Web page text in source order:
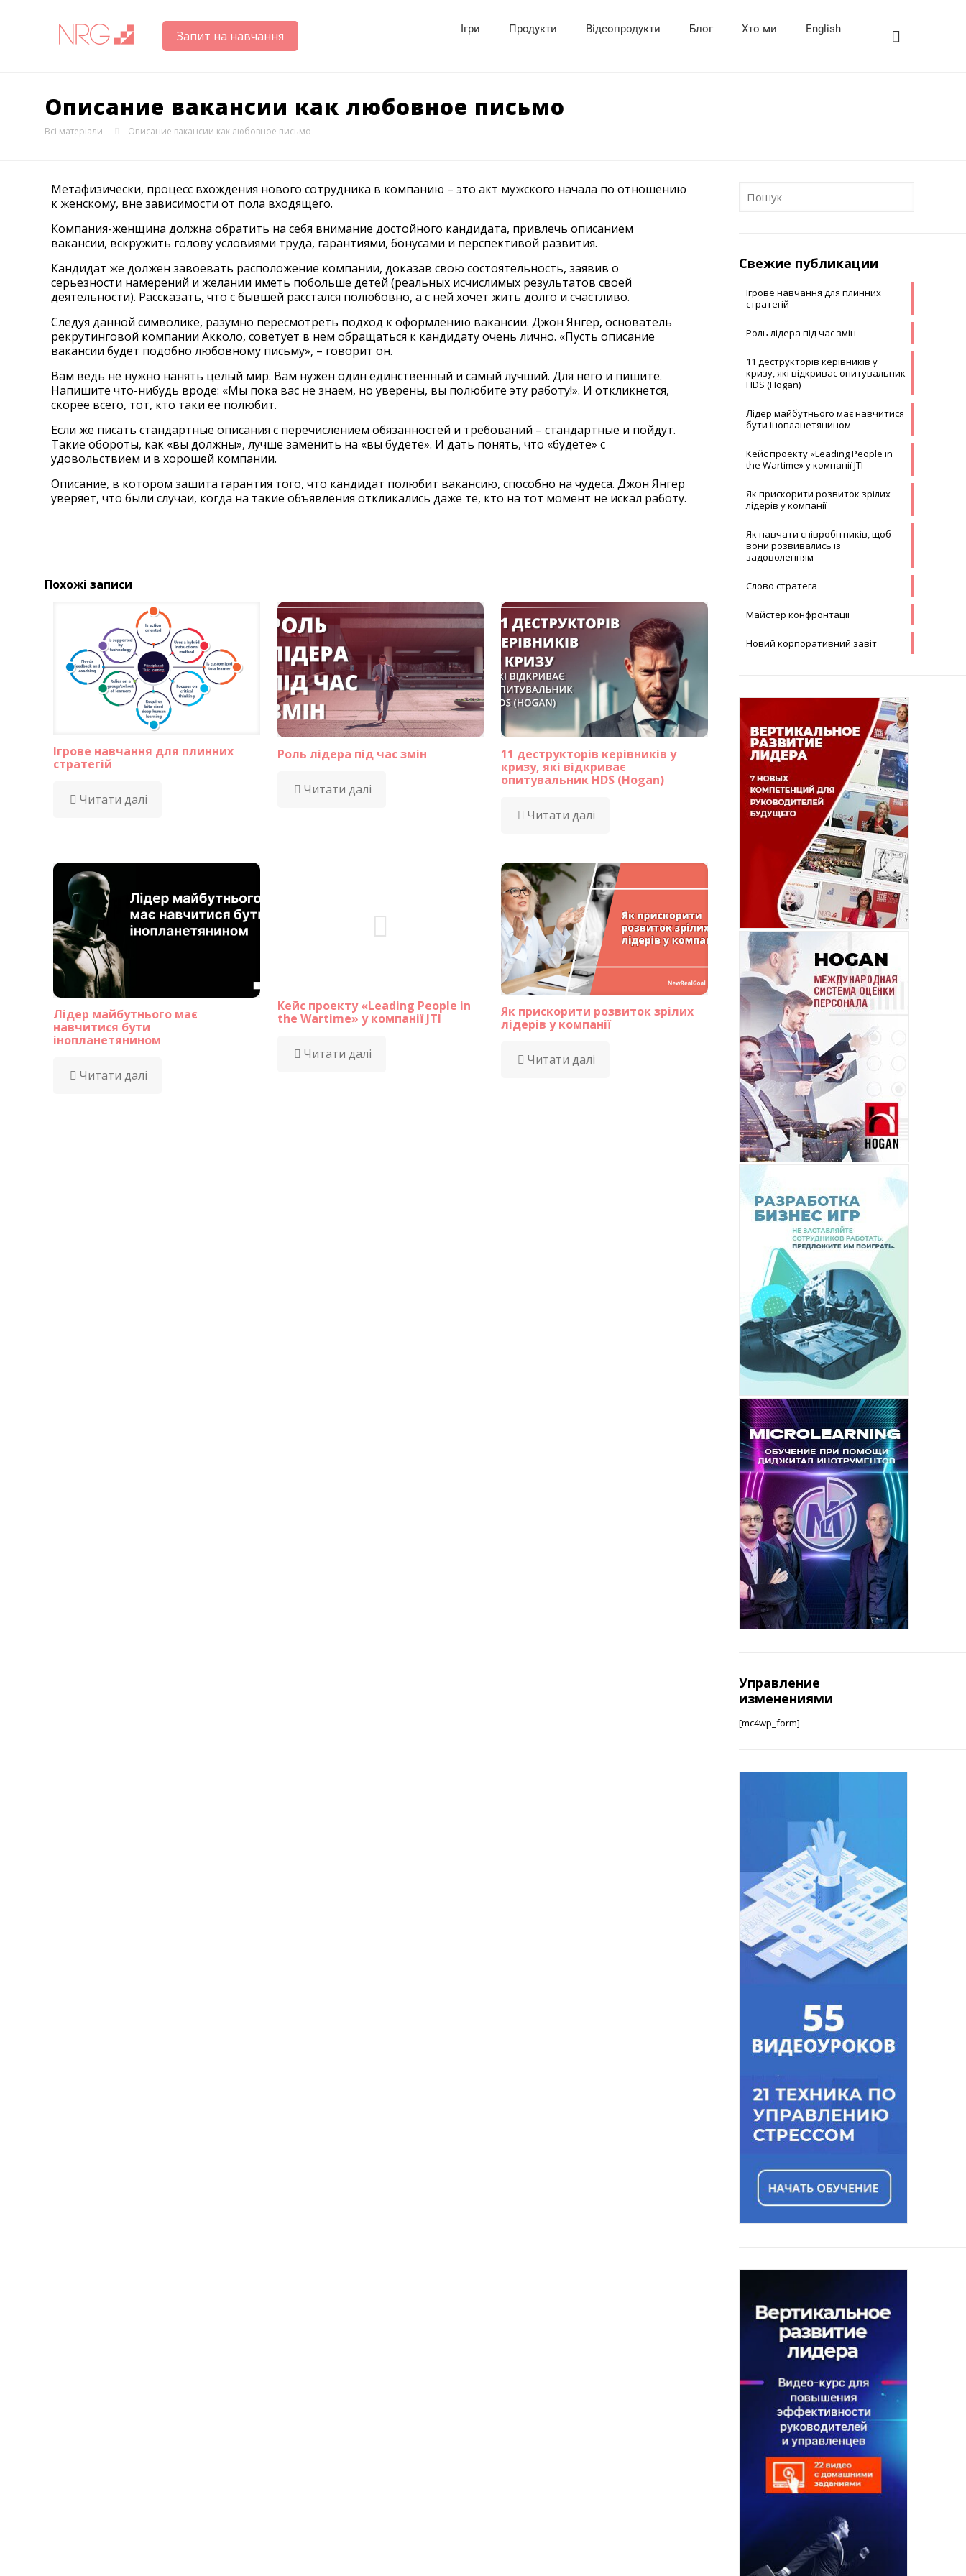
Запит на навчання Ігри Продукти Відеопродукти Блог Хто ми English
Описание вакансии как любовное письмо
Всі матеріали Описание вакансии как любовное письмо
Метафизически, процесс вхождения нового сотрудника в компанию – это акт мужского начала по отношению
к женскому, вне зависимости от пола входящего.
Компания-женщина должна обратить на себя внимание достойного кандидата, привлечь описанием
вакансии, вскружить голову условиями труда, гарантиями, бонусами и перспективой развития.
Кандидат же должен завоевать расположение компании, доказав свою состоятельность, заявив о
серьезности намерений и желании иметь побольше детей (реальных исчислимых результатов своей
деятельности). Рассказать, что с бывшей расстался полюбовно, а с ней хочет жить долго и счастливо.
Следуя данной символике, разумно пересмотреть подход к оформлению вакансии. Джон Янгер, основатель
рекрутинговой компании Акколо, советует в нем обращаться к кандидату очень лично. «Пусть описание
вакансии будет подобно любовному письму», – говорит он.
Вам ведь не нужно нанять целый мир. Вам нужен один единственный и самый лучший. Для него и пишите.
Напишите что-нибудь вроде: «Мы пока вас не знаем, но уверены, вы полюбите эту работу!». И откликнется,
скорее всего, тот, кто таки ее полюбит.
Если же писать стандартные описания с перечислением обязанностей и требований – стандартные и пойдут.
Такие обороты, как «вы должны», лучше заменить на «вы будете». И дать понять, что «будете» с
удовольствием и в хорошей компании.
Описание, в котором зашита гарантия того, что кандидат полюбит вакансию, способно на чудеса. Джон Янгер
уверяет, что были случаи, когда на такие объявления откликались даже те, кто на тот момент не искал работу.
Похожі записи
Ігрове навчання для плинних
стратегій
Читати далі
Роль лідера під час змін
Читати далі
11 деструкторів керівників у
кризу, які відкриває
опитувальник HDS (Hogan)
Читати далі
Лідер майбутнього має
навчитися бути
інопланетянином
Читати далі
Кейс проекту «Leading People in
the Wartime» у компанії JTI
Читати далі
Як прискорити розвиток зрілих
лідерів у компанії
Читати далі
Свежие публикации
Ігрове навчання для плинних
стратегій
Роль лідера під час змін
11 деструкторів керівників у
кризу, які відкриває опитувальник
HDS (Hogan)
Лідер майбутнього має навчитися
бути інопланетянином
Кейс проекту «Leading People in
the Wartime» у компанії JTI
Як прискорити розвиток зрілих
лідерів у компанії
Як навчати співробітників, щоб
вони розвивались із
задоволенням
Слово стратега
Майстер конфронтації
Новий корпоративний завіт
Управление
изменениями
[mc4wp_form]